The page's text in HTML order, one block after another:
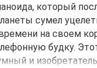
который
сумел
на своем
будку.
и